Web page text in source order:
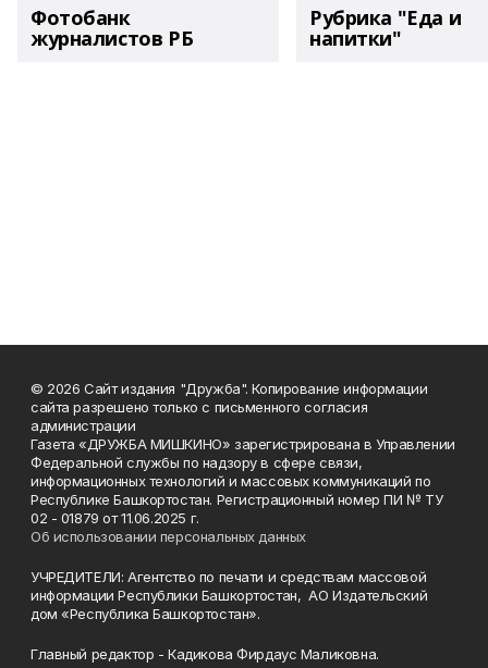
Фотобанк
журналистов РБ
Рубрика "Еда и
напитки"
© 2026 Сайт издания "Дружба". Копирование информации
сайта разрешено только с письменного согласия
администрации
Газета «ДРУЖБА МИШКИНО» зарегистрирована в Управлении
Федеральной службы по надзору в сфере связи,
информационных технологий и массовых коммуникаций по
Республике Башкортостан. Регистрационный номер ПИ № ТУ
02 - 01879 от 11.06.2025 г.
Об использовании персональных данных
УЧРЕДИТЕЛИ: Агентство по печати и средствам массовой
информации Республики Башкортостан, АО Издательский
дом «Республика Башкортостан».
Главный редактор - Кадикова Фирдаус Маликовна.